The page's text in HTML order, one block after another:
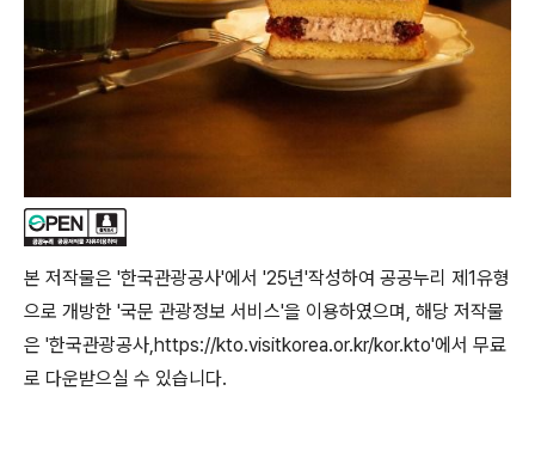
본 저작물은 '한국관광공사'에서 '25년'작성하여 공공누리 제1유형
으로 개방한 '국문 관광정보 서비스'을 이용하였으며, 해당 저작물
은 '한국관광공사,https://kto.visitkorea.or.kr/kor.kto'에서 무료
로 다운받으실 수 있습니다.